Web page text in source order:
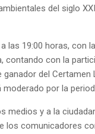
del siglo
19:00 horas, con
con la
del
por la
y a la
comunicadores